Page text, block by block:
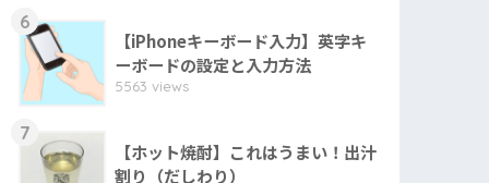
6
【iPhoneキーボード入力】英字キ
ーボードの設定と入力方法
5563 views
7
【ホット焼酎】これはうまい！出汁
割り（だしわり）